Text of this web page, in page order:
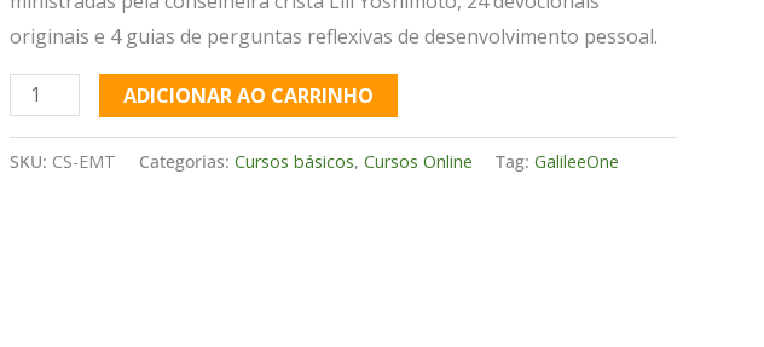
originais e 4 guias de perguntas reflexivas de desenvolvimento pessoal.
ADICIONAR AO CARRINHO
SKU: CS-EMT Categorias: Cursos básicos, Cursos Online Tag: GalileeOne